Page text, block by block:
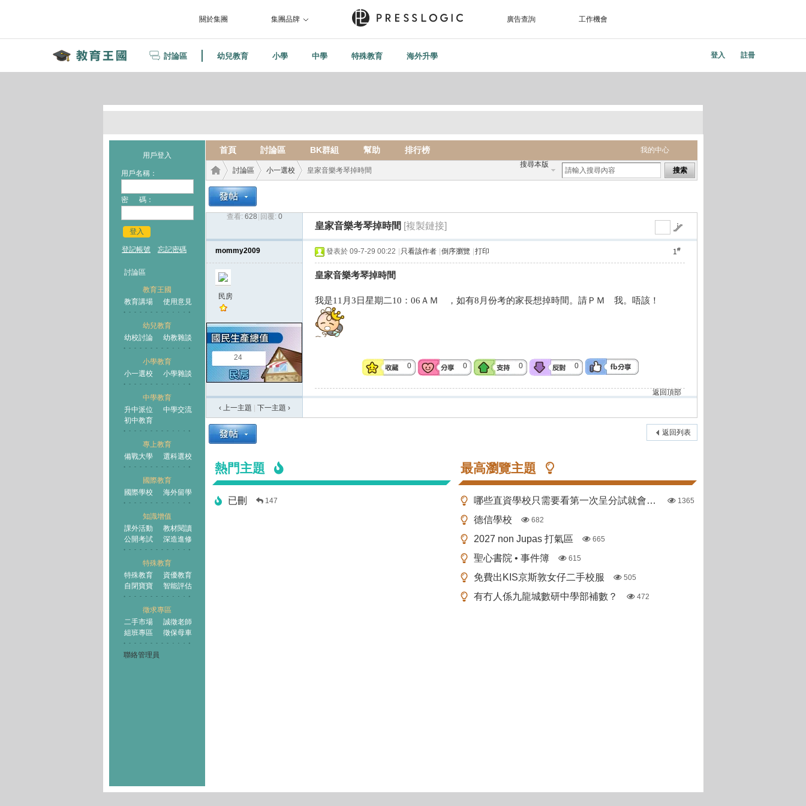
關於集團 集團品牌 廣告查詢 工作機會
討論區 幼兒教育 小學 中學 特殊教育 海外升學 登入 註冊
用戶登入
用戶名稱：
密 碼：
登入
登記帳號 忘記密碼
討論區
教育王國
教育講場
使用意見
幼兒教育
幼校討論
幼教雜談
小學教育
小一選校
小學雜談
中學教育
升中派位
中學交流
初中教育
專上教育
備戰大學
選科選校
國際教育
國際學校
海外留學
知識增值
課外活動
教材閱讀
公開考試
深造進修
特殊教育
特殊教育
資優教育
自閉寶寶
智能評估
徵求專區
二手市場
誠徵老師
組班專區
徵保母車
聯絡管理員
我的中心
首頁 討論區 BK群組 幫助 排行榜
搜尋本版
搜索
王國
討論區
›
小一選校 皇家音樂考琴掉時間
查看: 628 回覆: 0
皇家音樂考琴掉時間 [複製鏈接]
mommy2009
民房
24
1#
發表於 09-7-29 00:22 只看該作者 倒序瀏覽 打印
皇家音樂考琴掉時間
我是11月3日星期二10：06ＡＭ ，如有8月份考的家長想掉時間。請ＰＭ 我。唔該！
0 0 0 0
返回頂部
‹ 上一主題
下一主題 ›
返回列表
熱門主題
已刪 147
最高瀏覽主題
哪些直資學校只需要看第一次呈分試就會出offer 1365
德信學校 682
2027 non Jupas 打氣區 665
聖心書院 • 事件簿 615
免費出KIS京斯敦女仔二手校服 505
有冇人係九龍城數研中學部補數？ 472